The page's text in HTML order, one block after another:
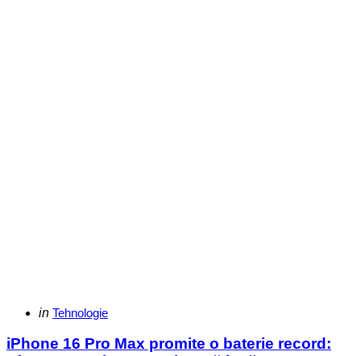
Categories
Posted
in Tehnologie
iPhone 16 Pro Max promite o baterie record: